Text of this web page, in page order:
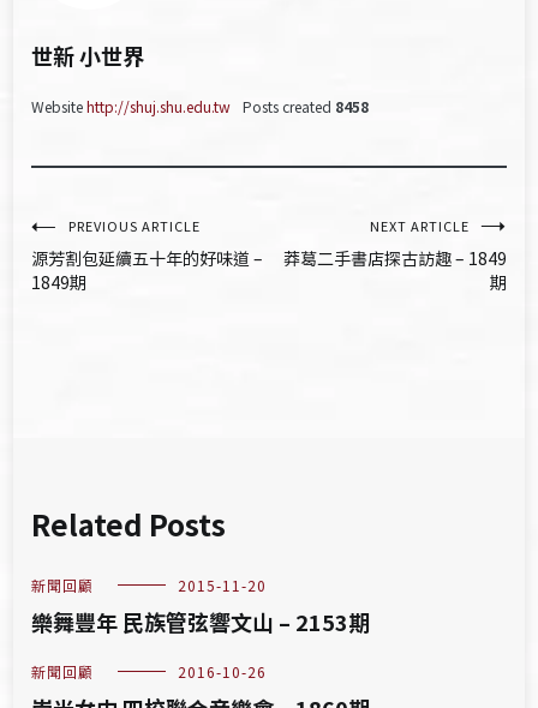
世新 小世界
Websitehttp://shuj.shu.edu.tw Posts created 8458
文
章
PREVIOUS ARTICLE
源芳割包延續五十年的好味道 –
1849期
NEXT ARTICLE
莽葛二手書店探古訪趣 – 1849
期
Related Posts
新聞回顧 2015-11-20
樂舞豐年 民族管弦響文山 – 2153期
新聞回顧 2016-10-26